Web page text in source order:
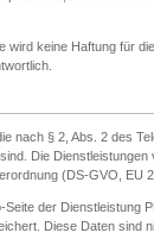
wird keine Haftung für
nach § 2, Abs. 2 des
Die
(DS-GVO, EU
der Dienstleistung
Diese Daten